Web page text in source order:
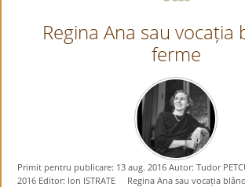
Regina Ana sau vocația
ferme
Primit pentru publicare: 13 aug. 2016 Autor: Tudor
2016 Editor: Ion ISTRATE Regina Ana sau vocația